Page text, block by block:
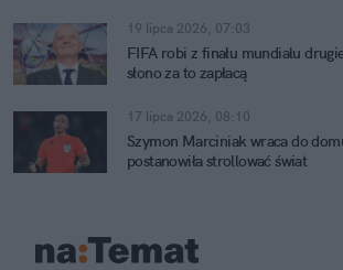
19 lipca 2026, 07:03
FIFA robi z finału mundialu
słono za to zapłacą
17 lipca 2026, 08:10
Szymon Marciniak wraca do
postanowiła strollować świat